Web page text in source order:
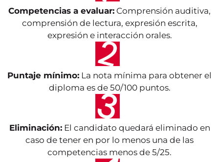
Competencias a evaluar: Comprensión auditiva,
comprensión de lectura, expresión escrita,
expresión e interacción orales.
Puntaje mínimo: La nota mínima para obtener el
diploma es de 50/100 puntos.
Eliminación:El candidato quedará eliminado en
caso de tener en por lo menos una de las
competencias menos de 5/25.